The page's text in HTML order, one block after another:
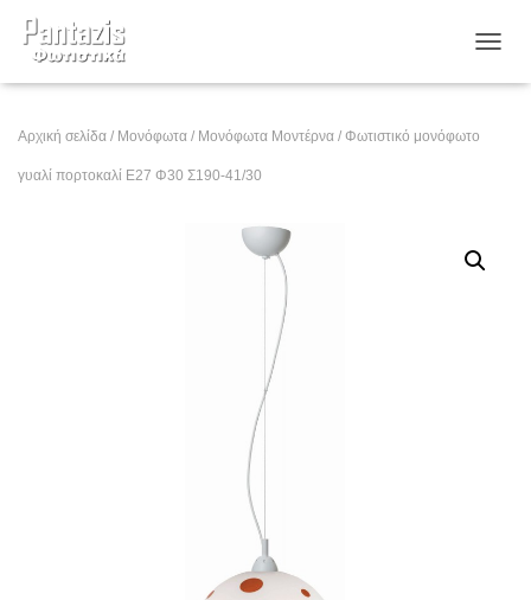
Αρχική σελίδα / Μονόφωτα / Μονόφωτα Μοντέρνα / Φωτιστικό μονόφωτο
γυαλί πορτοκαλί Ε27 Φ30 Σ190-41/30